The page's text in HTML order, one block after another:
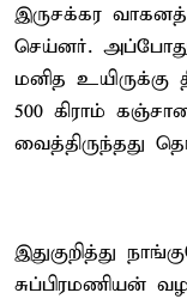
இருசக்கர
செய்னர்.
மனித உயிருக்கு
500 கிராம்
வைத்திருந்தது
இதுகுறித்து
சுப்பிரமணியன்